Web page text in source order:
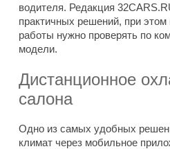
водителя. Редакция
практичных решений, при этом
работы нужно проверять по
модели.
Дистанционное
салона
Одно из самых удобных
климат через мобильное